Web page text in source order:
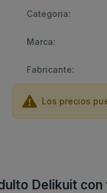
Categoria:
Marca:
Fabricante:
Los precios
Delikuit